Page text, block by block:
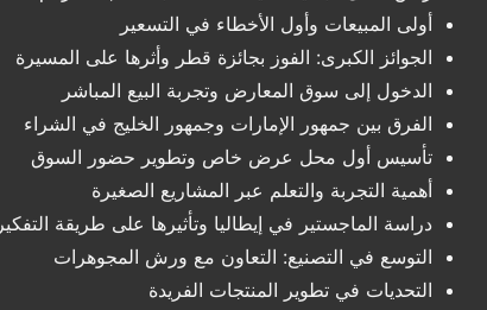
أولى المبيعات وأول الأخطاء في التسعير
الجوائز الكبرى: الفوز بجائزة قطر وأثرها على المسيرة
الدخول إلى سوق المعارض وتجربة البيع المباشر
الفرق بين جمهور الإمارات وجمهور الخليج في الشراء
تأسيس أول محل عرض خاص وتطوير حضور السوق
أهمية التجربة والتعلم عبر المشاريع الصغيرة
دراسة الماجستير في إيطاليا وتأثيرها على طريقة التفكير
التوسع في التصنيع: التعاون مع ورش المجوهرات
التحديات في تطوير المنتجات الفريدة